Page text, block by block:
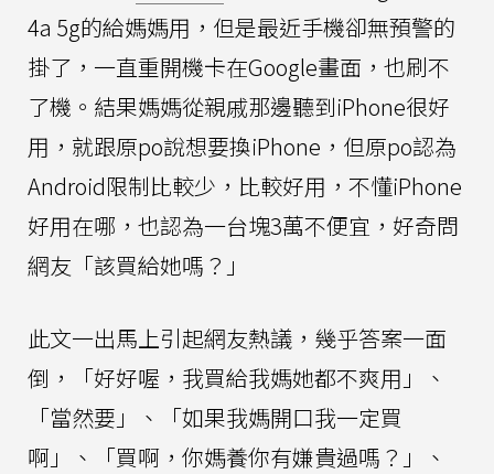
4a 5g的給媽媽用，但是最近手機卻無預警的
掛了，一直重開機卡在Google畫面，也刷不
了機。結果媽媽從親戚那邊聽到iPhone很好
用，就跟原po說想要換iPhone，但原po認為
Android限制比較少，比較好用，不懂iPhone
好用在哪，也認為一台塊3萬不便宜，好奇問
網友「該買給她嗎？」
此文一出馬上引起網友熱議，幾乎答案一面
倒，「好好喔，我買給我媽她都不爽用」、
「當然要」、「如果我媽開口我一定買
啊」、「買啊，你媽養你有嫌貴過嗎？」、